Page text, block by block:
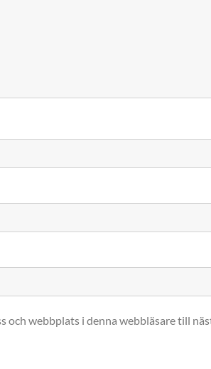
och webbplats i denna webbläsare till